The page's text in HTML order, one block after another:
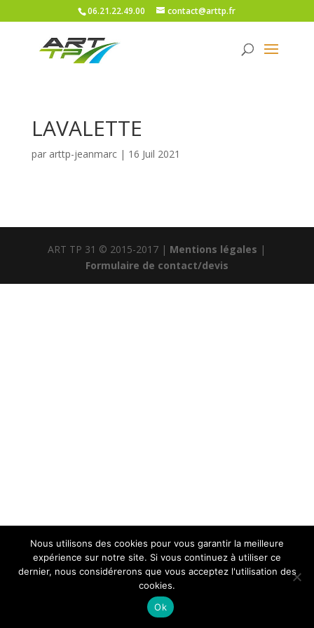
06.21.22.49.00 contact@arttp.fr
LAVALETTE
par arttp-jeanmarc| 16 Juil 2021
ART TP 31 © 2015-2017 | Mentions légales |
Formulaire de contact/devis
Nous utilisons des cookies pour vous garantir la meilleure
expérience sur notre site. Si vous continuez à utiliser ce
dernier, nous considérerons que vous acceptez l'utilisation des
cookies.
Ok